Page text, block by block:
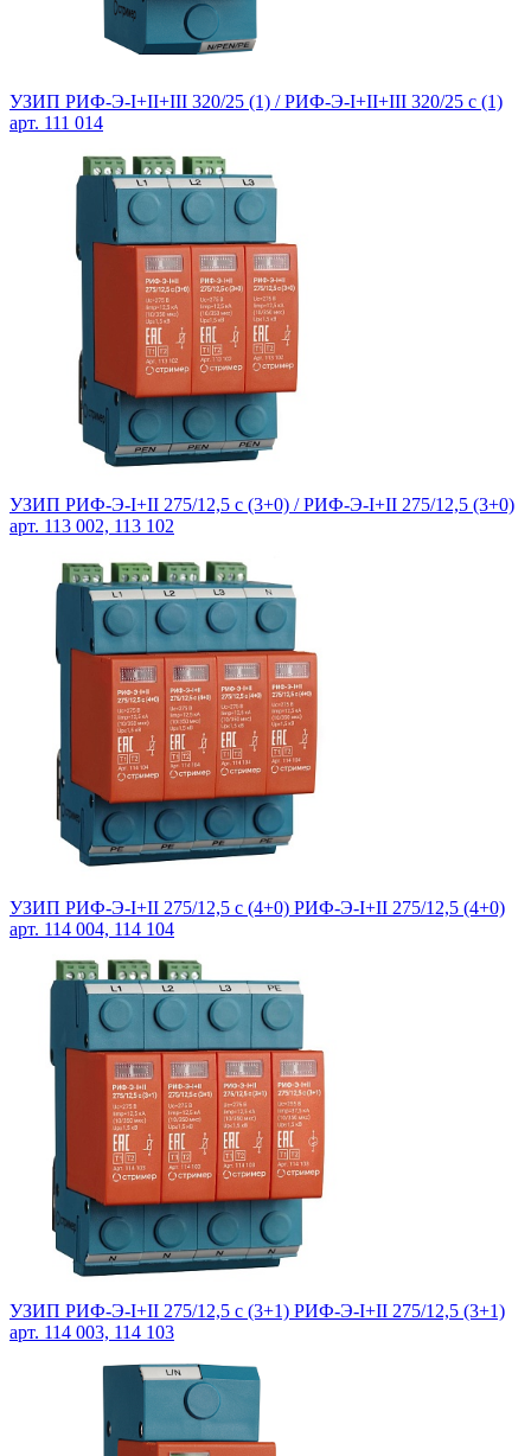
УЗИП РИФ-Э-I+II+III 320/25 (1) / РИФ-Э-I+II+III 320/25 c (1)
арт. 111 014
УЗИП РИФ-Э-I+II 275/12,5 с (3+0) / РИФ-Э-I+II 275/12,5 (3+0)
арт. 113 002, 113 102
УЗИП РИФ-Э-I+II 275/12,5 с (4+0) РИФ-Э-I+II 275/12,5 (4+0)
арт. 114 004, 114 104
УЗИП РИФ-Э-I+II 275/12,5 с (3+1) РИФ-Э-I+II 275/12,5 (3+1)
арт. 114 003, 114 103